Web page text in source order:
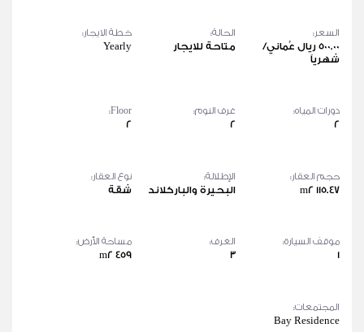
السعر:
500.00 ريال عُماني/
شهرياً
الحالة:
متاحة للايجار
خطة الايجار:
Yearly
دورات المياه:
2
غرف النوم:
2
Floor:
2
حجم العقار:
115.47 m2
الإطلالة:
البحيرة والباركلاند
نوع العقار:
شقة
موقف السيارة:
1
الغرف:
3
مساحة الأرض:
459 m2
المجتمعات:
Bay Residence